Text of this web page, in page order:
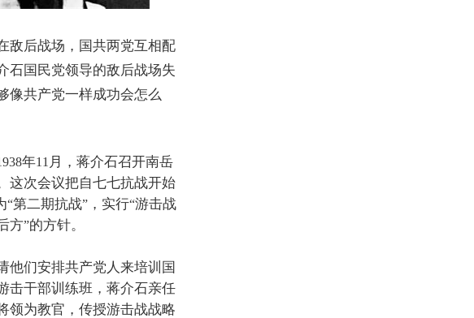
敌后战场，国共两党互相配
石国民党领导的敌后战场失
像共产党一样成功会怎么
年11 月，蒋介石召开南岳
这次会议把自七七抗战开始
“第二期抗战”，实行“游击战
方”的方针。
他们安排共产党人来培训国
击干部训练班，蒋介石亲任
领为教官，传授游击战战略